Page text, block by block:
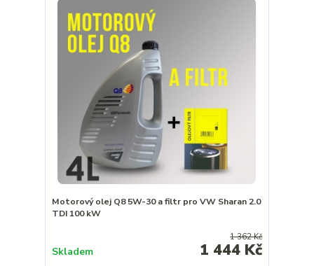
Motorový olej Q8 5W-30 a filtr pro VW Sharan 2.0
TDI 100 kW
1 362 Kč
1 444 Kč
Skladem